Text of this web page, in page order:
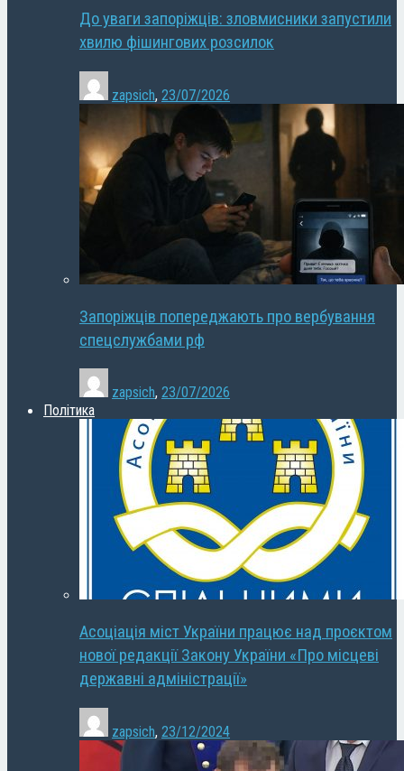
До уваги запоріжців: зловмисники запустили
хвилю фішингових розсилок
zapsich, 23/07/2026
Запоріжців попереджають про вербування
спецслужбами рф
zapsich, 23/07/2026
Політика
Асоціація міст України працює над проєктом
нової редакції Закону України «Про місцеві
державні адміністрації»
zapsich, 23/12/2024